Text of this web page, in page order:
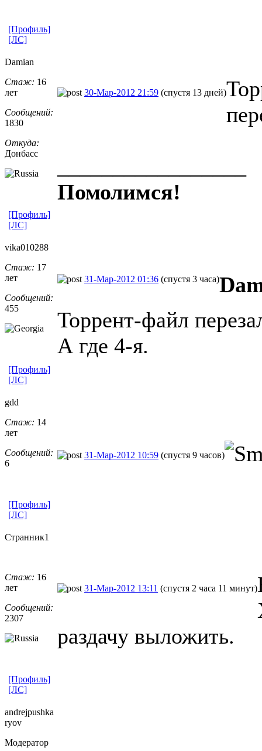
[Профиль]
[ЛС]
Damian
Стаж: 16
лет
Сообщений:
1830
Откуда:
Донбасс
30-Мар-2012 21:59 (спустя 13 дней)
Помолимся!
[Профиль]
[ЛС]
vika010288
Стаж: 17
лет
Сообщений:
455
31-Мар-2012 01:36 (спустя 3 часа)
Торрент-файл
А где 4-я.
[Профиль]
[ЛС]
gdd
Стаж: 14
лет
Сообщений:
6
31-Мар-2012 10:59 (спустя 9 часов)
[Профиль]
[ЛС]
Странник1
Стаж: 16
лет
Сообщений:
2307
31-Мар-2012 13:11 (спустя 2 часа 11 минут)
раздачу выложить.
[Профиль]
[ЛС]
andrejpushka
ryov
Модератор